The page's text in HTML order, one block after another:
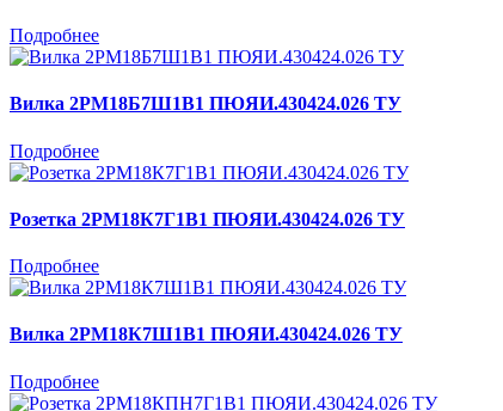
Подробнее
Вилка 2РМ18Б7Ш1В1 ПЮЯИ.430424.026 ТУ
Подробнее
Розетка 2РМ18К7Г1В1 ПЮЯИ.430424.026 ТУ
Подробнее
Вилка 2РМ18К7Ш1В1 ПЮЯИ.430424.026 ТУ
Подробнее